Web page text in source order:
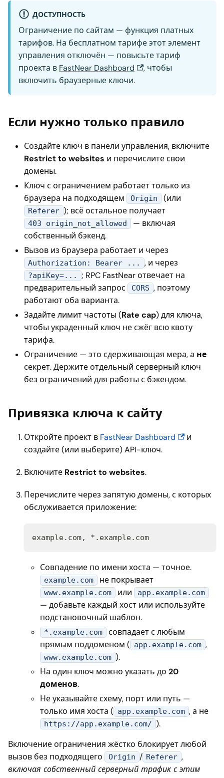
ДОСТУПНОСТЬ
Ограничение по сайтам — функция платных
тарифов. На бесплатном тарифе этот элемент
управления отключён — повысьте тариф
проекта в FastNear Dashboard
, чтобы
включить браузерные ключи.
Если нужно только правило
Создайте ключ в панели управления, включите
Restrict to websites и перечислите свои
домены.
Ключ с ограничением работает только из
браузера на подходящем
Origin (или
Referer ); всё остальное получает
403 origin_not_allowed
— включая
собственный бэкенд.
Вызов из браузера работает и через
Authorization: Bearer ... , и через
?apiKey=...
; RPC FastNear отвечает на
предварительный запрос
CORS , поэтому
работают оба варианта.
Задайте лимит частоты (Rate cap) для ключа,
чтобы украденный ключ не сжёг всю квоту
тарифа.
Ограничение — это сдерживающая мера, а не
секрет. Держите отдельный серверный ключ
без ограничений для работы с бэкендом.
Привязка ключа к сайту
Откройте проект в FastNear Dashboard
и
создайте (или выберите) API-ключ.
Включите Restrict to websites.
Перечислите через запятую домены, с которых
обслуживается приложение:
example.com, *.example.com
Совпадение по имени хоста — точное.
example.com не покрывает
www.example.com или app.example.com
— добавьте каждый хост или используйте
подстановочный шаблон.
*.example.com
совпадает с любым
прямым поддоменом ( app.example.com ,
www.example.com ).
На один ключ можно указать до 20
доменов.
Не указывайте схему, порт или путь —
только имя хоста ( app.example.com , а не
https://app.example.com/ ).
Включение ограничения жёстко блокирует любой
вызов без подходящего
Origin / Referer ,
включая собственный серверный трафик с этим